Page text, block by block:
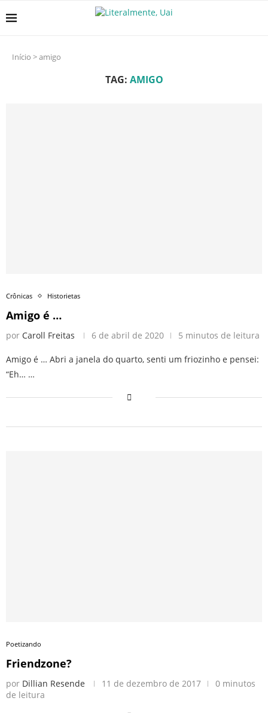
Início >amigo
TAG: AMIGO
Crônicas Historietas
Amigo é …
por Caroll Freitas 6 de abril de 2020 5 minutos de leitura
Amigo é … Abri a janela do quarto, senti um friozinho e pensei:
“Eh… …
Poetizando
Friendzone?
por Dillian Resende 11 de dezembro de 2017
0 minutos
de leitura